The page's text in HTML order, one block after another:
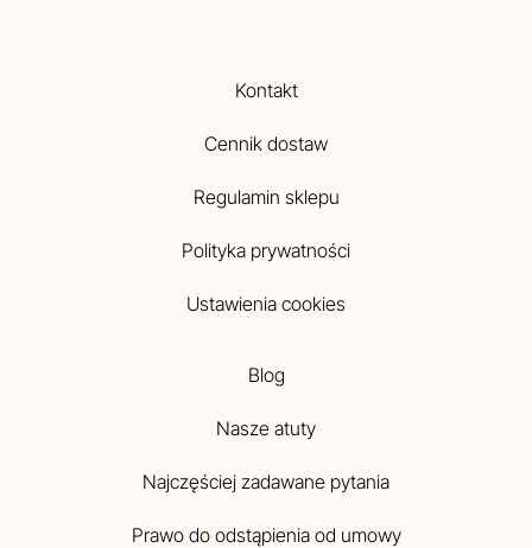
Kontakt
Cennik dostaw
Regulamin sklepu
Polityka prywatności
Ustawienia cookies
Blog
Nasze atuty
Najczęściej zadawane pytania
Prawo do odstąpienia od umowy